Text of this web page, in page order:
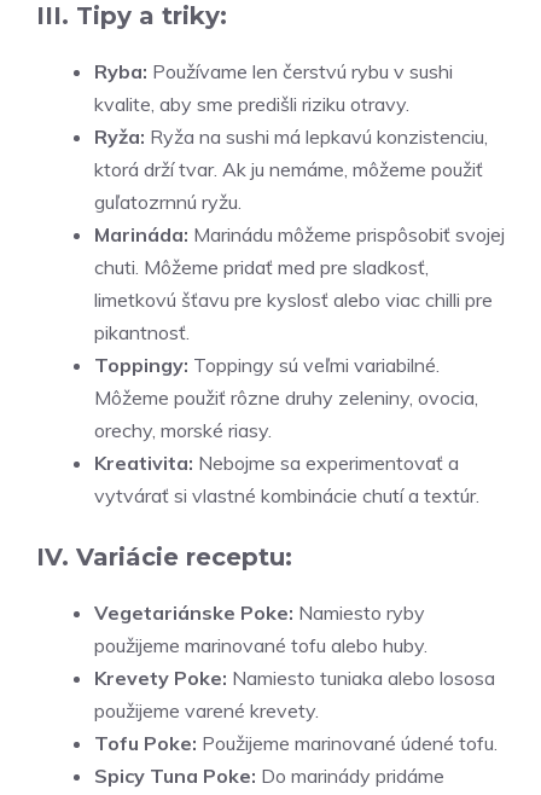
III. Tipy a triky:
Ryba: Používame len čerstvú rybu v sushi
kvalite, aby sme predišli riziku otravy.
Ryža: Ryža na sushi má lepkavú konzistenciu,
ktorá drží tvar. Ak ju nemáme, môžeme použiť
guľatozrnnú ryžu.
Marináda: Marinádu môžeme prispôsobiť svojej
chuti. Môžeme pridať med pre sladkosť,
limetkovú šťavu pre kyslosť alebo viac chilli pre
pikantnosť.
Toppingy: Toppingy sú veľmi variabilné.
Môžeme použiť rôzne druhy zeleniny, ovocia,
orechy, morské riasy.
Kreativita: Nebojme sa experimentovať a
vytvárať si vlastné kombinácie chutí a textúr.
IV. Variácie receptu:
Vegetariánske Poke: Namiesto ryby
použijeme marinované tofu alebo huby.
Krevety Poke: Namiesto tuniaka alebo lososa
použijeme varené krevety.
Tofu Poke: Použijeme marinované údené tofu.
Spicy Tuna Poke: Do marinády pridáme